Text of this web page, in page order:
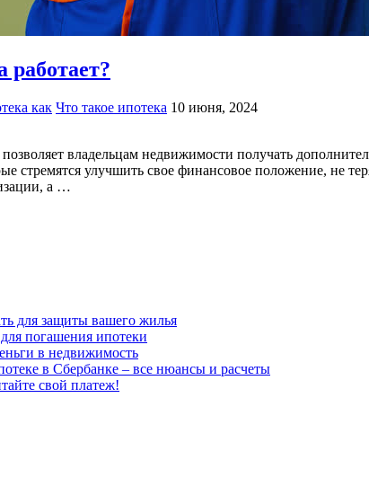
работает?
как Что такое ипотека 10 июня, 2024
владельцам недвижимости получать
стремятся улучшить свое финансовое положение, не
а …
для защиты вашего жилья
погашения ипотеки
в недвижимость
в Сбербанке – все нюансы и расчеты
свой платеж!